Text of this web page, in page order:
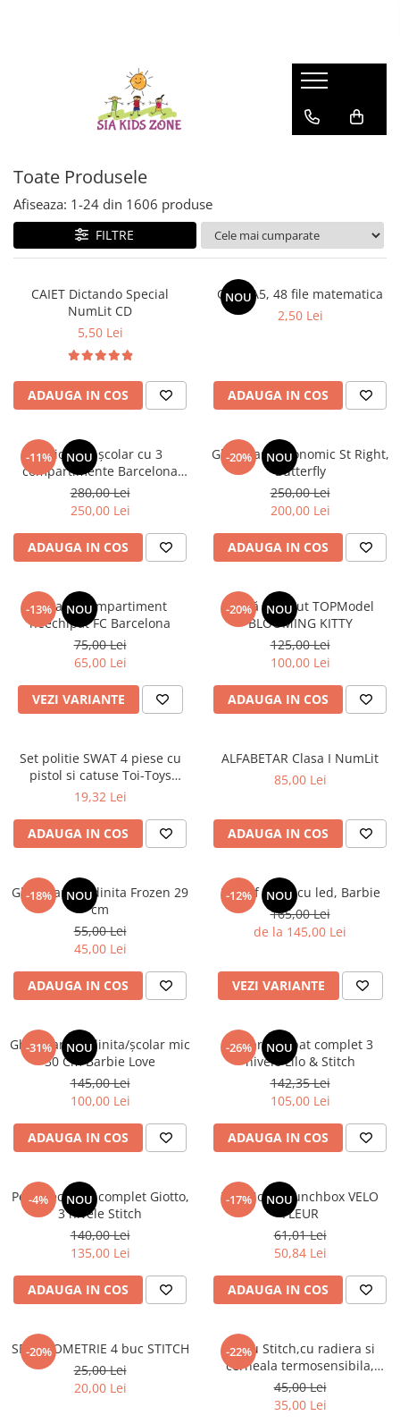
HUNTRIX K-POP
Accesorii Beauty
Prosop de baie
Patururi Baieti
Accesorii pentru petrecere
Umbrele
Toate Produsele
Afiseaza: 1-24 din 1606 produse
FILTRE
CAIET Dictando Special
NumLit CD
5,50 Lei
ADAUGA IN COS
NOU
Caiet A5, 48 file matematica
2,50 Lei
ADAUGA IN COS
-11% NOU
Ghiozdan școlar cu 3
compartimente Barcelona
AB340 Astrabag albastru/rosu
280,00 Lei
250,00 Lei
ADAUGA IN COS
-20% NOU
Ghiozdan ergonomic St Right,
Butterfly
250,00 Lei
200,00 Lei
ADAUGA IN COS
-13% NOU
Penar 1 compartiment
neechipat FC Barcelona
75,00 Lei
65,00 Lei
VEZI VARIANTE
-20% NOU
Sticlă de băut TOPModel
BLOOMING KITTY
125,00 Lei
100,00 Lei
ADAUGA IN COS
Set politie SWAT 4 piese cu
pistol si catuse Toi-Toys
TT14150A
19,32 Lei
ADAUGA IN COS
ALFABETAR Clasa I NumLit
85,00 Lei
ADAUGA IN COS
-18% NOU
Ghiozdan gradinita Frozen 29
cm
55,00 Lei
45,00 Lei
ADAUGA IN COS
-12% NOU
Pantof sport cu led, Barbie
165,00 Lei
de la 145,00 Lei
VEZI VARIANTE
-31% NOU
Ghiozdan gradinita/școlar mic
30 Cm Barbie Love
145,00 Lei
100,00 Lei
ADAUGA IN COS
-26% NOU
Penar echipat complet 3
nivele Lilo & Stitch
142,35 Lei
105,00 Lei
ADAUGA IN COS
-4% NOU
Penar echipat complet Giotto,
3 nivele Stitch
140,00 Lei
135,00 Lei
ADAUGA IN COS
-17% NOU
TOPModel Lunchbox VELO
FLEUR
61,01 Lei
50,84 Lei
ADAUGA IN COS
-20%
SET GEOMETRIE 4 buc STITCH
25,00 Lei
20,00 Lei
-22%
Stilou Stitch,cu radiera si
cerneala termosensibila,
pastel
45,00 Lei
35,00 Lei